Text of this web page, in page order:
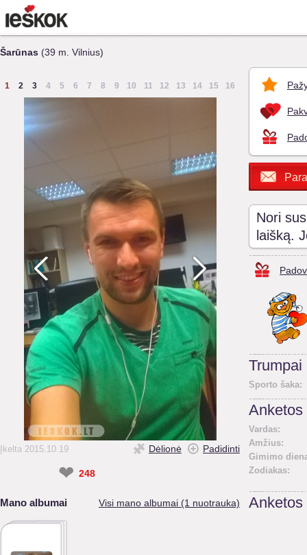
Šarūnas (39 m. Vilnius)
1 2 3 4 5 6 7 8 9 10 11 12 13 14 15 16
Įkelta 2015.10.19 Dėlionė Padidinti
❤ 248
Mano albumai Visi mano albumai (1 nuotrauka)
Nori
laišką.
Trumpai
Sporto šaka:
Anketos
Vardas:
Amžius:
Gimimo
Zodiakas:
Anketos